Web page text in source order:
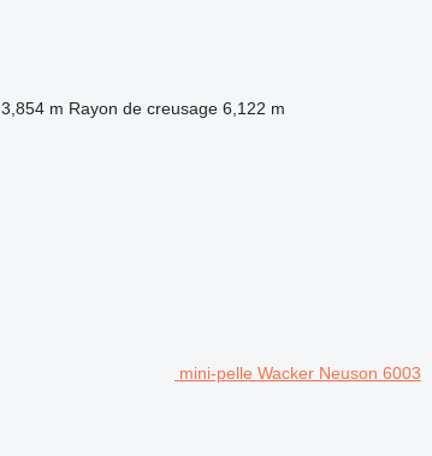
3,854 m Rayon de creusage 6,122 m
mini-pelle Wacker Neuson 6003